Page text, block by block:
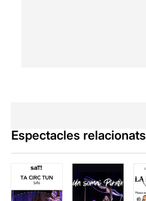
Espectacles relacionats